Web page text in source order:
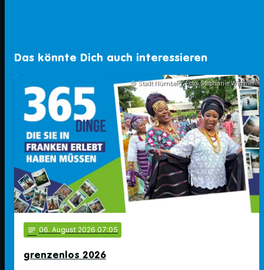
Das könnte Dich auch interessieren
© Stadt Nürnberg; Foto: Stephanie Wimmer
notes 06. August 2026 07:05
grenzenlos 2026